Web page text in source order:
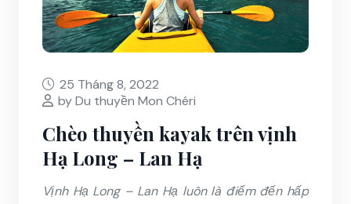
25 Tháng 8, 2022
by Du thuyền Mon Chéri
Chèo thuyền kayak trên vịnh
Hạ Long – Lan Hạ
Vịnh Hạ Long – Lan Hạ luôn là điểm đến hấp